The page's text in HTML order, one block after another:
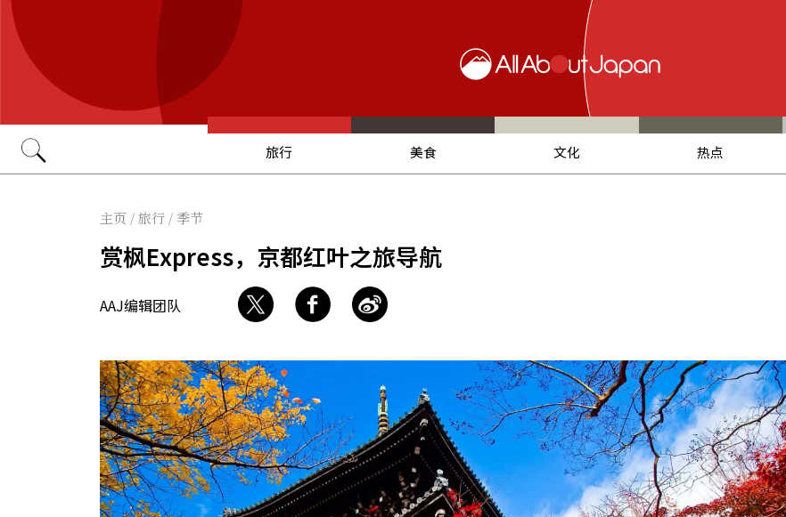
旅行 美食 文化 热点
主页 /旅行 / 季节
赏枫Express，京都红叶之旅导航
AAJ编辑团队